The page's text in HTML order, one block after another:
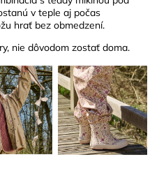
v teple aj počas
hrať bez obmedzení.
nie dôvodom zostať doma.